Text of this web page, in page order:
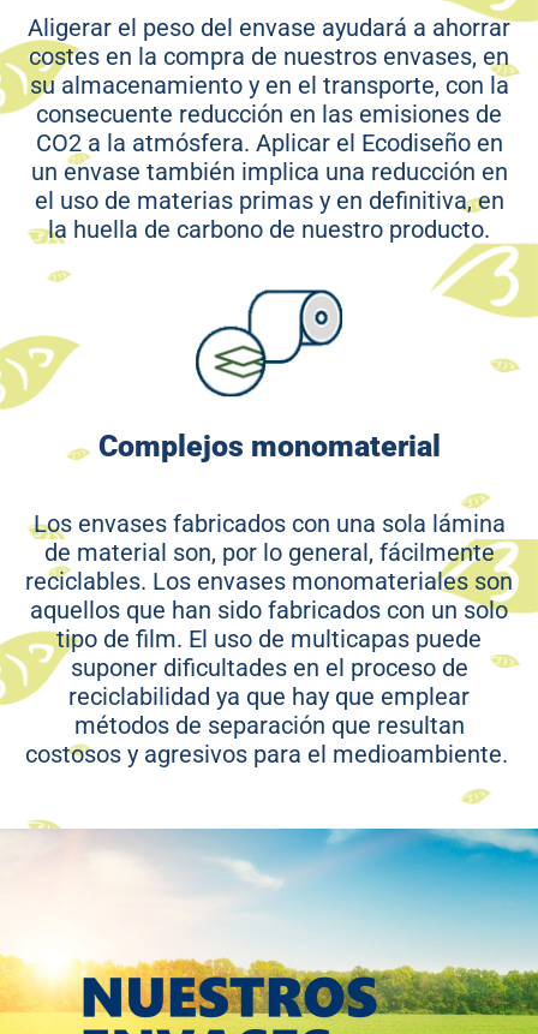
Aligerar el peso del envase ayudará a ahorrar
costes en la compra de nuestros envases, en
su almacenamiento y en el transporte, con la
consecuente reducción en las emisiones de
CO2 a la atmósfera. Aplicar el Ecodiseño en
un envase también implica una reducción en
el uso de materias primas y en definitiva, en
la huella de carbono de nuestro producto.
Complejos monomaterial
Los envases fabricados con una sola lámina
de material son, por lo general, fácilmente
reciclables. Los envases monomateriales son
aquellos que han sido fabricados con un solo
tipo de film. El uso de multicapas puede
suponer dificultades en el proceso de
reciclabilidad ya que hay que emplear
métodos de separación que resultan
costosos y agresivos para el medioambiente.